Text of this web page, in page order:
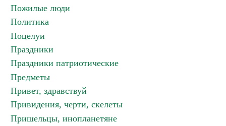
Пожилые люди
Политика
Поцелуи
Праздники
Праздники патриотические
Предметы
Привет, здравствуй
Привидения, черти, скелеты
Пришельцы, инопланетяне